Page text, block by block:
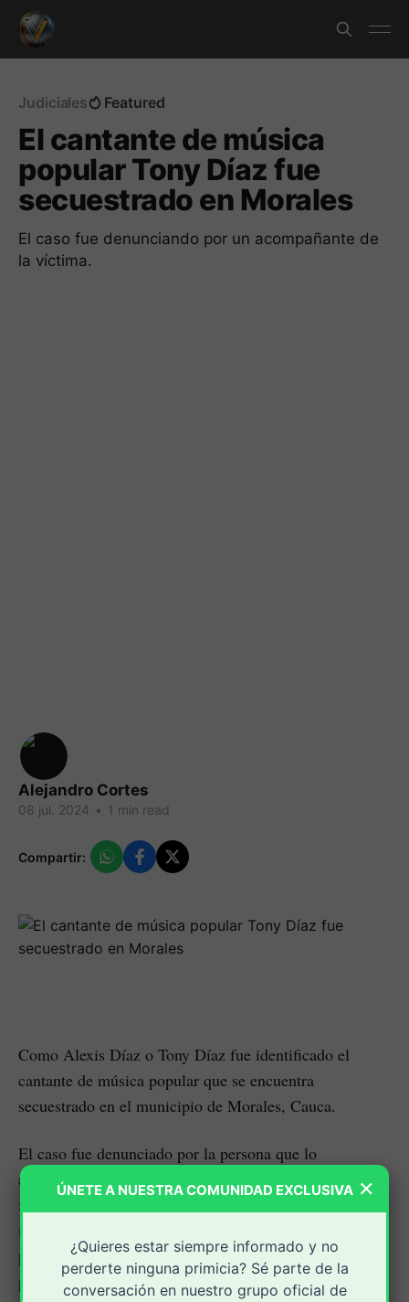
Judiciales Featured
El cantante de música
popular Tony Díaz fue
secuestrado en Morales
El caso fue denunciando por un acompañante de
la víctima.
Alejandro Cortes
08 jul. 2024 • 1 min read
Compartir:
Como Alexis Díaz o Tony Díaz fue identificado el
cantante de música popular que se encuentra
secuestrado en el municipio de Morales, Cauca.
El caso fue denunciado por la persona que lo
acompañaba al momento de la incursión armada que
fue víctima cuando ambos pretendían llegar a este
municipio desde Manizalez para una presentación
privada en una discoteca del casco urbano de esta
población del centro del Cauca.
×
ÚNETE A NUESTRA COMUNIDAD EXCLUSIVA
¿Quieres estar siempre informado y no
perderte ninguna primicia? Sé parte de la
conversación en nuestro grupo oficial de